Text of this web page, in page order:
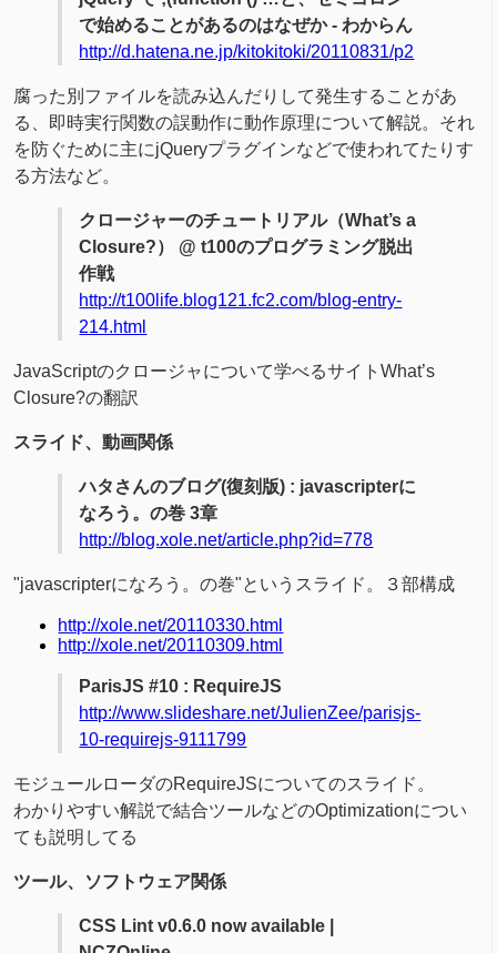
で始めることがあるのはなぜか - わからん
http://d.hatena.ne.jp/kitokitoki/20110831/p2
腐った別ファイルを読み込んだりして発生することがあ
る、即時実行関数の誤動作に動作原理について解説。それ
を防ぐために主にjQueryプラグインなどで使われてたりす
る方法など。
クロージャーのチュートリアル（What’s a
Closure?） @ t100のプログラミング脱出
作戦
http://t100life.blog121.fc2.com/blog-entry-
214.html
JavaScriptのクロージャについて学べるサイトWhat’s
Closure?の翻訳
スライド、動画関係
ハタさんのブログ(復刻版) : javascripterに
なろう。の巻 3章
http://blog.xole.net/article.php?id=778
"javascripterになろう。の巻"というスライド。３部構成
http://xole.net/20110330.html
http://xole.net/20110309.html
ParisJS #10 : RequireJS
http://www.slideshare.net/JulienZee/parisjs-
10-requirejs-9111799
モジュールローダのRequireJSについてのスライド。
わかりやすい解説で結合ツールなどのOptimizationについ
ても説明してる
ツール、ソフトウェア関係
CSS Lint v0.6.0 now available |